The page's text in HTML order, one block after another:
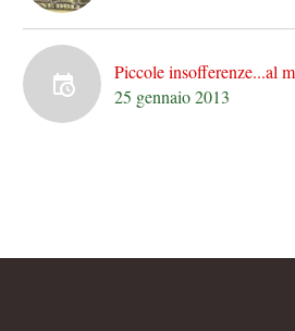
Piccole insofferenze...al
25 gennaio 2013